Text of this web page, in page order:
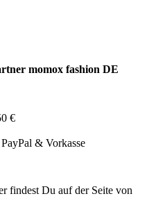
momox fashion DE
€
& Vorkasse
findest Du auf der Seite von